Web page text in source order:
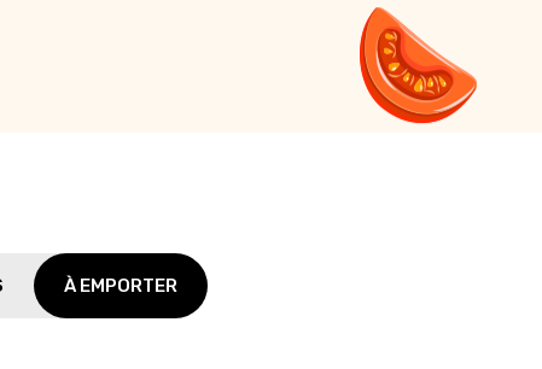
À EMPORTER